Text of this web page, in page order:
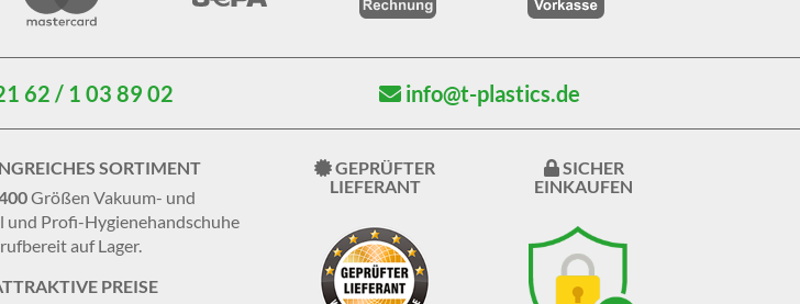
62 / 1 03 89 02 info@t-plastics.de
SORTIMENT
Größen Vakuum- und
und Profi-Hygienehandschuhe
auf Lager.
PREISE
GEPRÜFTER
LIEFERANT
SICHER
EINKAUFEN